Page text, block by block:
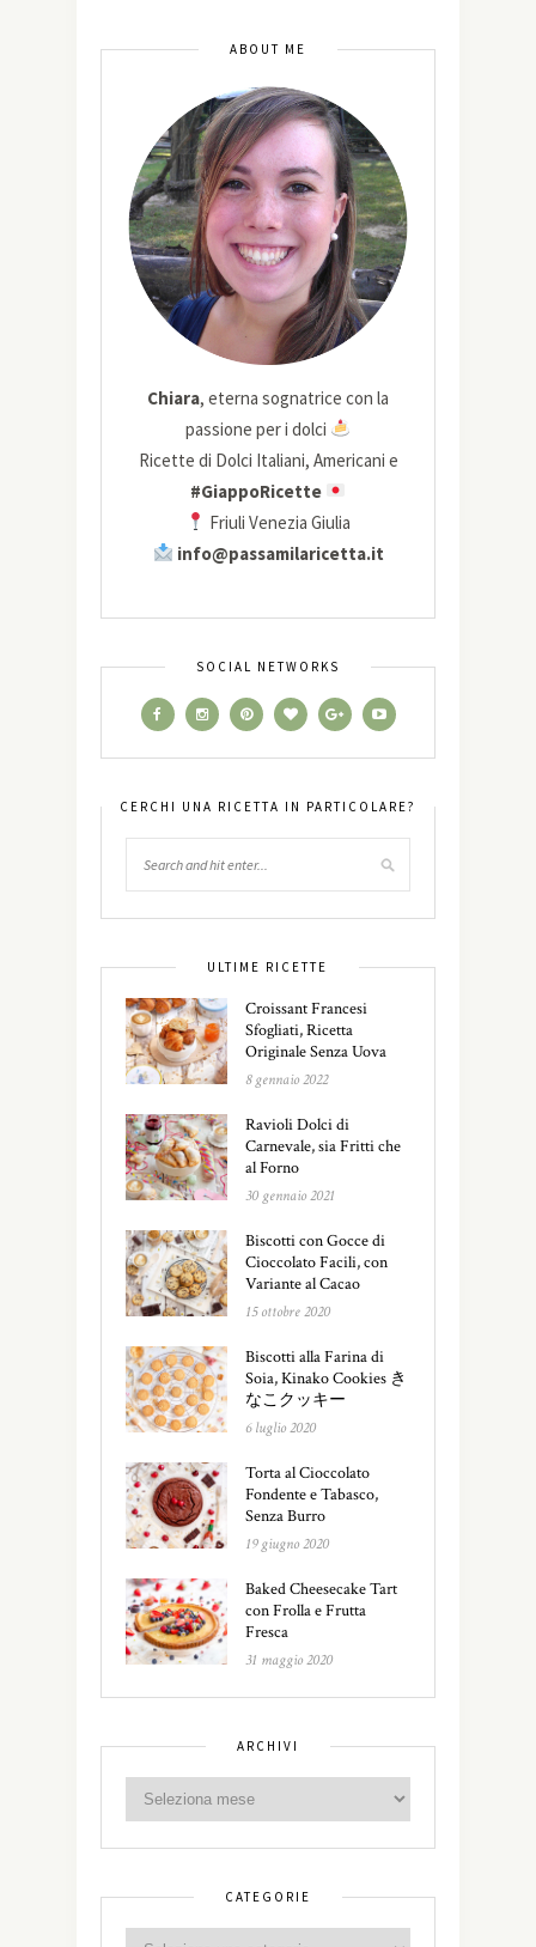
ABOUT ME
Chiara, eterna sognatrice con la
passione per i dolci
Ricette di Dolci Italiani, Americani e
#GiappoRicette
Friuli Venezia Giulia
info@passamilaricetta.it
SOCIAL NETWORKS
CERCHI UNA RICETTA IN PARTICOLARE?
ULTIME RICETTE
Croissant Francesi
Sfogliati, Ricetta
Originale Senza Uova
8 gennaio 2022
Ravioli Dolci di
Carnevale, sia Fritti che
al Forno
30 gennaio 2021
Biscotti con Gocce di
Cioccolato Facili, con
Variante al Cacao
15 ottobre 2020
Biscotti alla Farina di
Soia, Kinako Cookies き
なこクッキー
6 luglio 2020
Torta al Cioccolato
Fondente e Tabasco,
Senza Burro
19 giugno 2020
Baked Cheesecake Tart
con Frolla e Frutta
Fresca
31 maggio 2020
ARCHIVI
CATEGORIE